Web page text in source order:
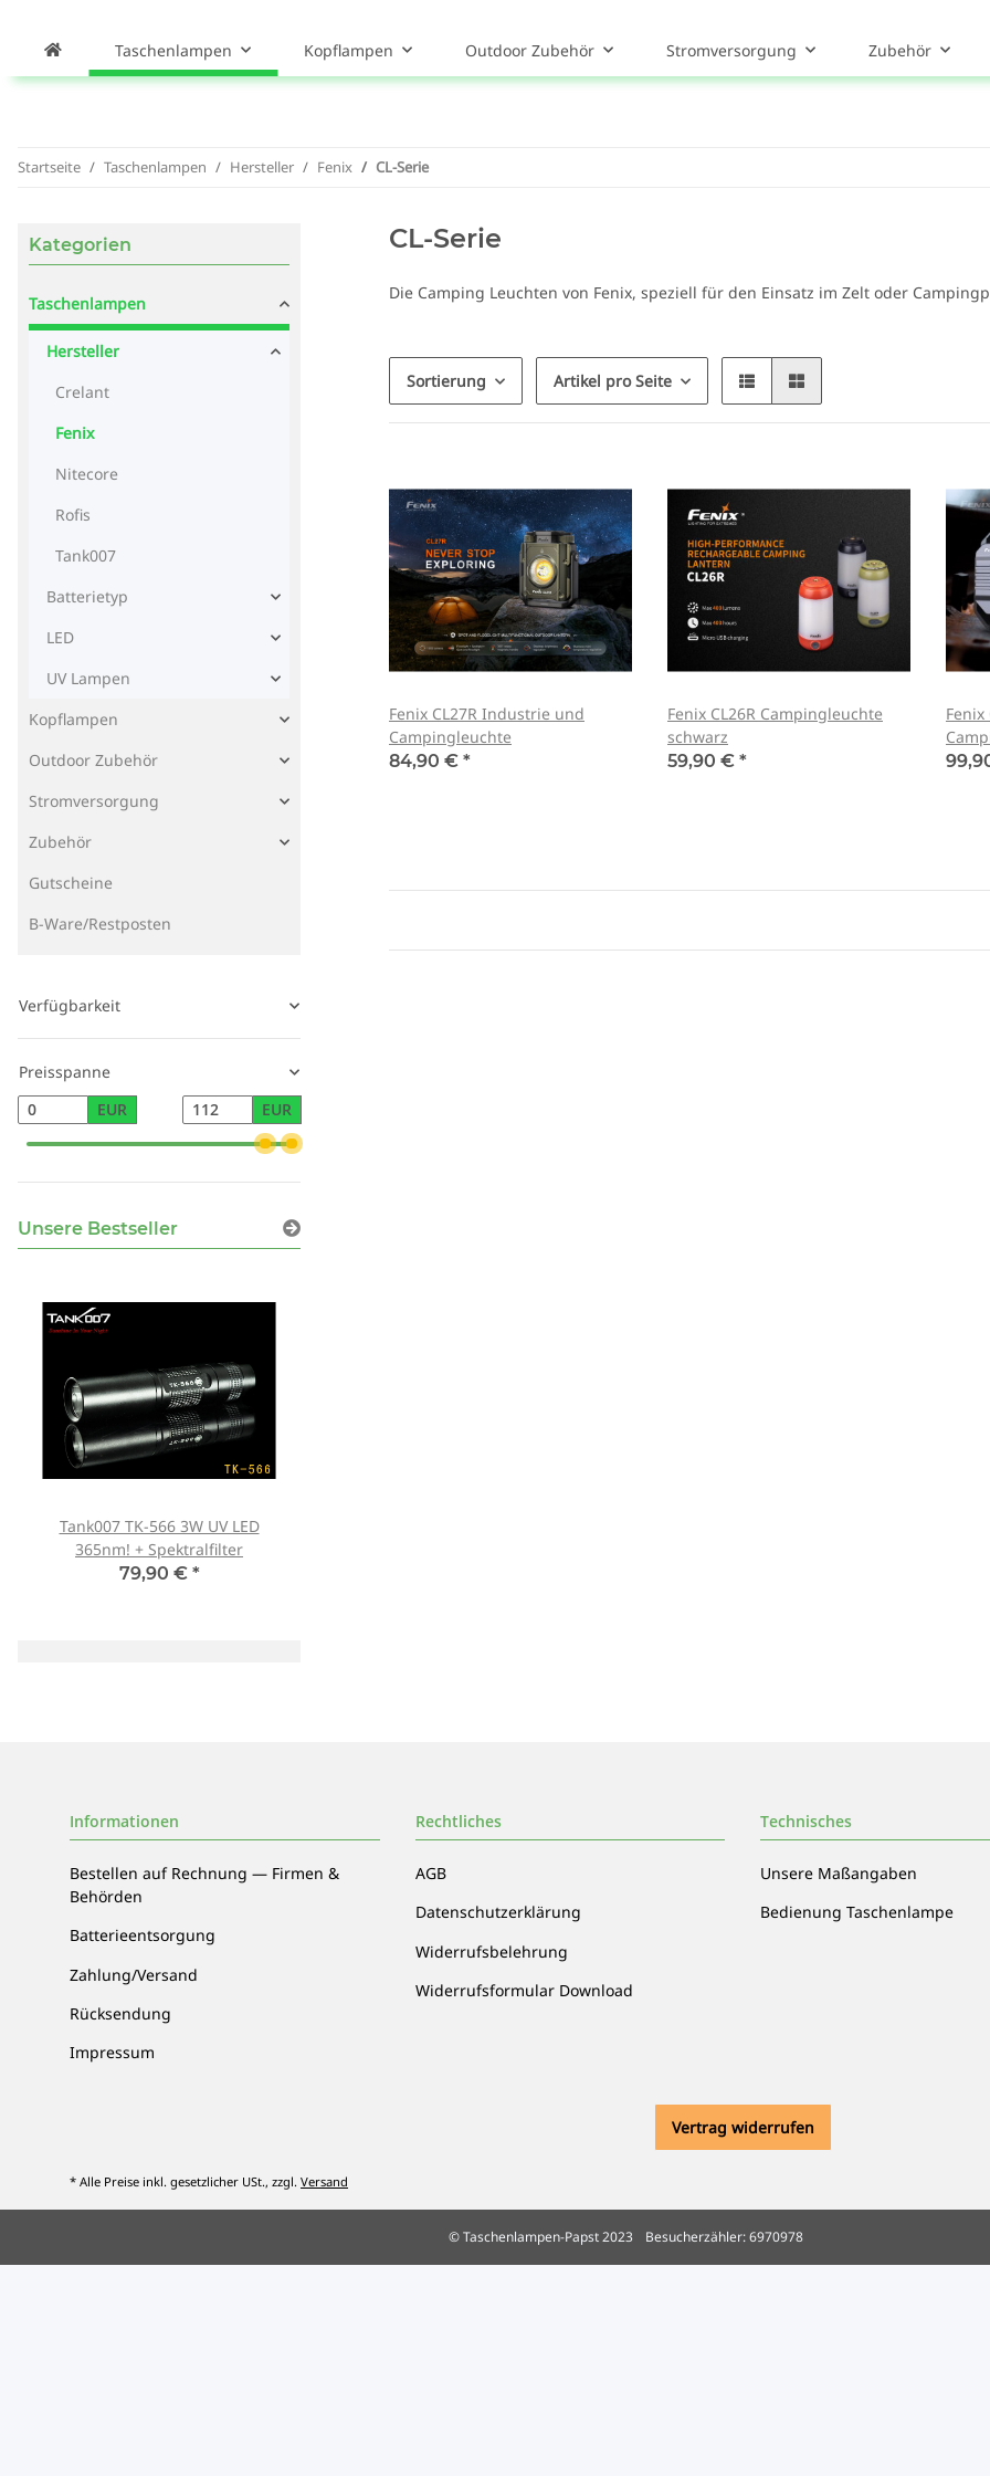
Taschenlampen Kopflampen Outdoor Zubehör Stromversorgung Zubehör
Startseite Taschenlampen Hersteller Fenix CL-Serie
CL-Serie
Die Camping Leuchten von Fenix, speziell für den Einsatz im Zelt oder
Sortierung Artikel pro Seite
Fenix CL27R Industrie und
Campingleuchte
84,90 € *
Fenix CL26R Campingleuchte
schwarz
59,90 € *
Kategorien
Taschenlampen
Hersteller
Crelant
Fenix
Nitecore
Rofis
Tank007
Batterietyp
LED
UV Lampen
Kopflampen
Outdoor Zubehör
Stromversorgung
Zubehör
Gutscheine
B-Ware/Restposten
Verfügbarkeit
Preisspanne
EUR
EUR
Unsere Bestseller
Tank007 TK-566 3W UV LED
365nm! + Spektralfilter
79,90 € *
Informationen
Bestellen auf Rechnung — Firmen &
Behörden
Batterieentsorgung
Zahlung/Versand
Rücksendung
Impressum
Rechtliches
AGB
Datenschutzerklärung
Widerrufsbelehrung
Widerrufsformular Download
Technisches
Unsere Maßangaben
Bedienung Taschenlampe
Vertrag widerrufen
* Alle Preise inkl. gesetzlicher USt., zzgl. Versand
© Taschenlampen-Papst 2023 Besucherzähler: 6970978